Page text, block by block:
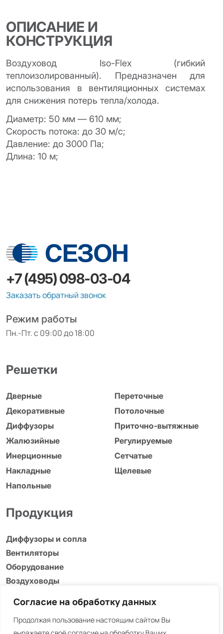
Согласие на обработку данных
Продолжая пользование настоящим сайтом Вы
ОПИСАНИЕ И
КОНСТРУКЦИЯ
Воздуховод Iso-Flex (гибкий
теплоизолированный). Предназначен для
использования в вентиляционных системах
для снижения потерь тепла/холода.
Диаметр: 50 мм — 610 мм;
Скорость потока: до 30 м/с;
Давление: до 3000 Па;
Длина: 10 м;
+7 (495) 098-03-04
Заказать обратный звонок
Режим работы
Пн.-Пт. с 09:00 до 18:00
Решетки
Дверные
Декоративные
Диффузоры
Жалюзийные
Инерционные
Накладные
Напольные
Переточные
Потолочные
Приточно-вытяжные
Регулируемые
Сетчатые
Щелевые
Продукция
Диффузоры и сопла
Вентиляторы
Оборудование
Воздуховоды
Информация